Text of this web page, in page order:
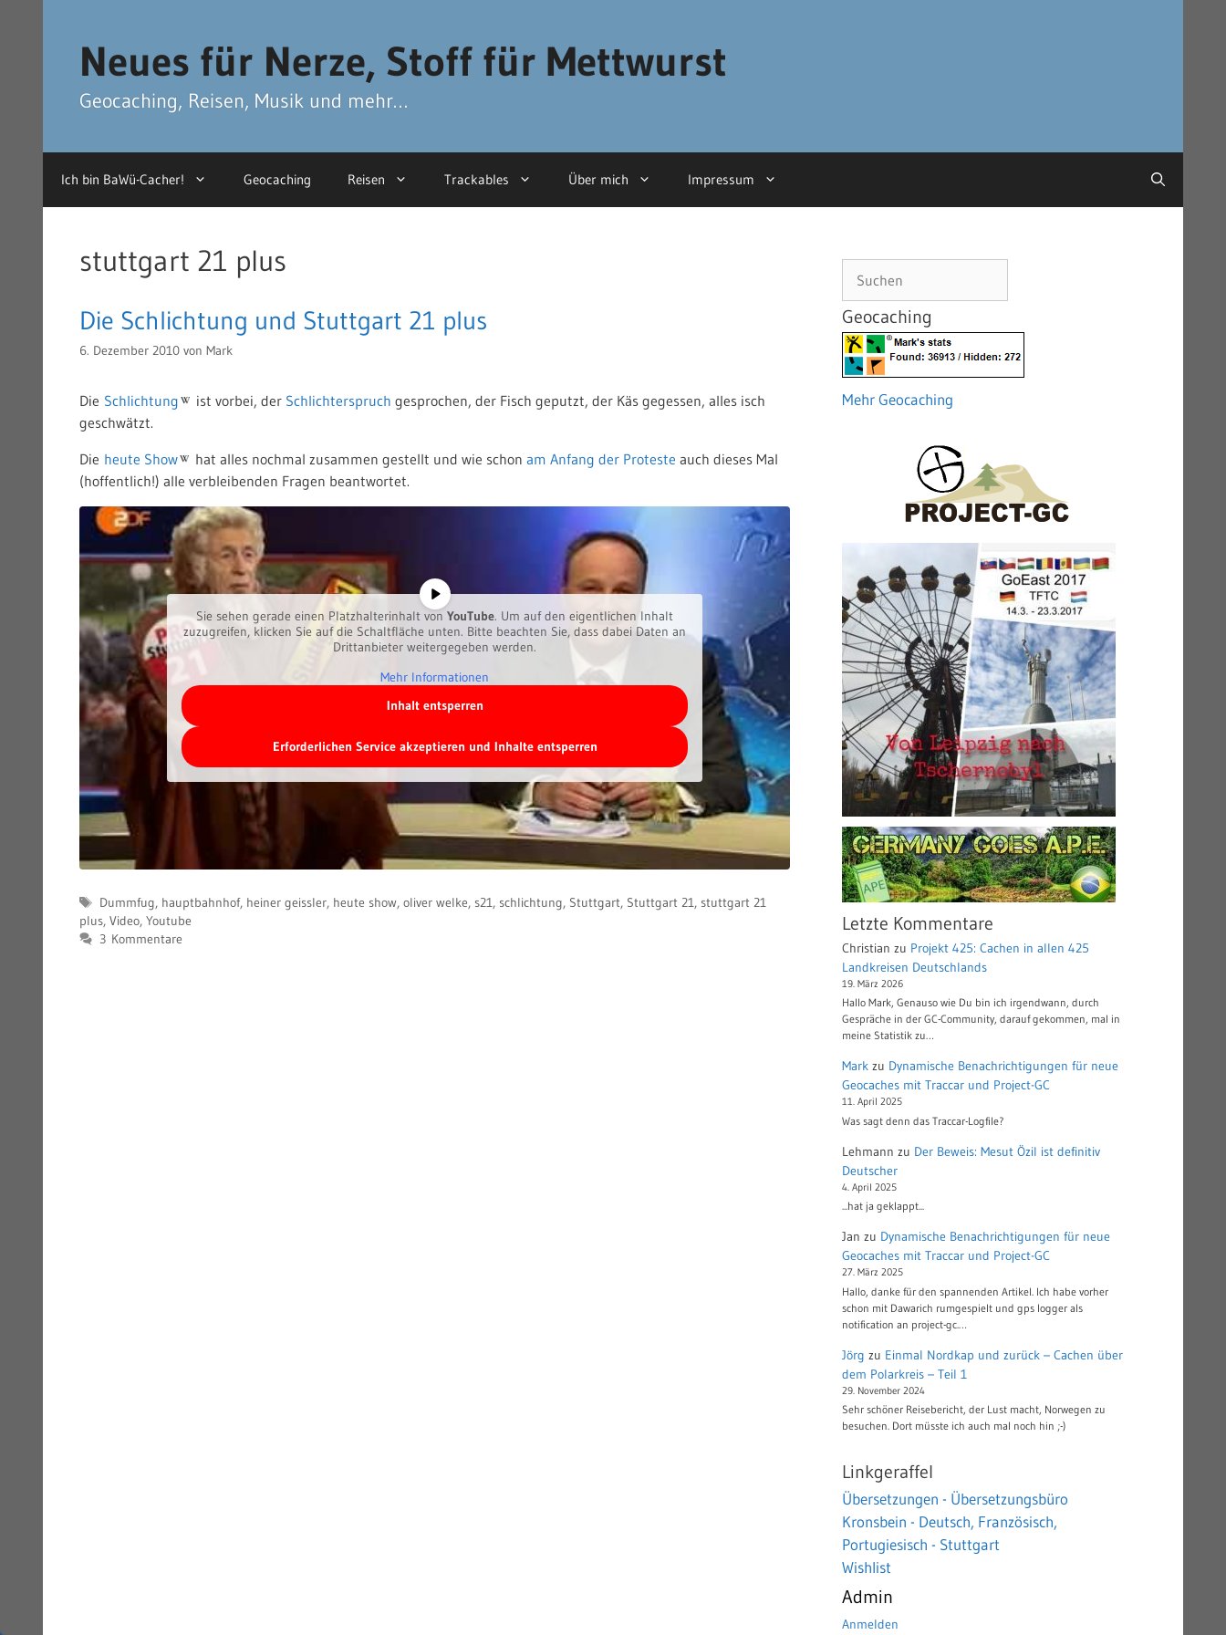
Neues für Nerze, Stoff für Mettwurst
Geocaching, Reisen, Musik und mehr…
Ich bin BaWü-Cacher! Geocaching Reisen Trackables Über mich Impressum
stuttgart 21 plus
Die Schlichtung und Stuttgart 21 plus
6. Dezember 2010 von Mark
Die Schlichtung ist vorbei, der Schlichterspruch gesprochen, der Fisch geputzt, der Käs gegessen, alles isch
geschwätzt.
Die heute Show hat alles nochmal zusammen gestellt und wie schon am Anfang der Proteste auch dieses Mal
(hoffentlich!) alle verbleibenden Fragen beantwortet.
Sie sehen gerade einen Platzhalterinhalt von YouTube. Um auf den eigentlichen Inhalt
zuzugreifen, klicken Sie auf die Schaltfläche unten. Bitte beachten Sie, dass dabei Daten an
Drittanbieter weitergegeben werden.
Mehr Informationen
Inhalt entsperren
Erforderlichen Service akzeptieren und Inhalte entsperren
Schlagwörter
Dummfug, hauptbahnhof, heiner geissler, heute show, oliver welke, s21, schlichtung, Stuttgart, Stuttgart 21, stuttgart 21
plus, Video, Youtube
3 Kommentare
Geocaching
Mehr Geocaching
Letzte Kommentare
Christian zu Projekt 425: Cachen in allen 425
Landkreisen Deutschlands
19. März 2026
Hallo Mark, Genauso wie Du bin ich irgendwann, durch
Gespräche in der GC-Community, darauf gekommen, mal in
meine Statistik zu…
Mark zu Dynamische Benachrichtigungen für neue
Geocaches mit Traccar und Project-GC
11. April 2025
Was sagt denn das Traccar-Logfile?
Lehmann zu Der Beweis: Mesut Özil ist definitiv
Deutscher
4. April 2025
...hat ja geklappt...
Jan zu Dynamische Benachrichtigungen für neue
Geocaches mit Traccar und Project-GC
27. März 2025
Hallo, danke für den spannenden Artikel. Ich habe vorher
schon mit Dawarich rumgespielt und gps logger als
notification an project-gc.…
Jörg zu Einmal Nordkap und zurück – Cachen über
dem Polarkreis – Teil 1
29. November 2024
Sehr schöner Reisebericht, der Lust macht, Norwegen zu
besuchen. Dort müsste ich auch mal noch hin ;-)
Linkgeraffel
Übersetzungen - Übersetzungsbüro
Kronsbein - Deutsch, Französisch,
Portugiesisch - Stuttgart
Wishlist
Admin
Anmelden